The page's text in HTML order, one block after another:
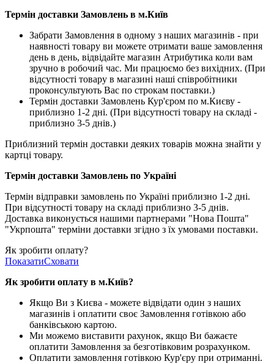
Термін доставки Замовлень в м.Київ
Забрати Замовлення в одному з наших магазинів - при
наявності товару ви можете отримати ваше замовлення
день в день, відвідайте магазин Атрибутика коли вам
зручно в робочий час. Ми працюємо без вихідних. (При
відсутності товару в магазині наші співробітники
проконсультують Вас по строкам поставки.)
Термін доставки Замовлень Кур'єром по м.Києву -
приблизно 1-2 дні. (При відсутності товару на складі -
приблизно 3-5 днів.)
Приблизний термін доставки деяких товарів можна знайти у
картці товару.
Термін доставки Замовлень по Україні
Термін відправки замовлень по Україні приблизно 1-2 дні.
При відсутності товару на складі приблизно 3-5 днів.
Доставка виконується нашими партнерами "Нова Пошта"
"Укрпошта" терміни доставки згідно з їх умовами поставки.
Як зробити оплату?
ПоказатиСховати
Як зробити оплату в м.Київ?
Якщо Ви з Києва - можете відвідати один з наших
магазинів і оплатити своє Замовлення готівкою або
банківською картою.
Ми можемо виставити рахунок, якщо Ви бажаєте
оплатити Замовлення за безготівковим розрахунком.
Оплатити замовлення готівкою Кур'єру при отриманні.